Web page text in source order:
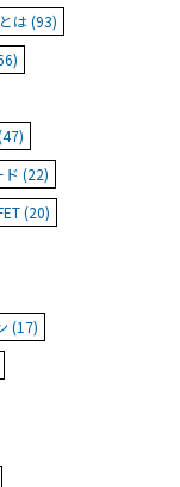
は (93)
ド (22)
(20)
(17)